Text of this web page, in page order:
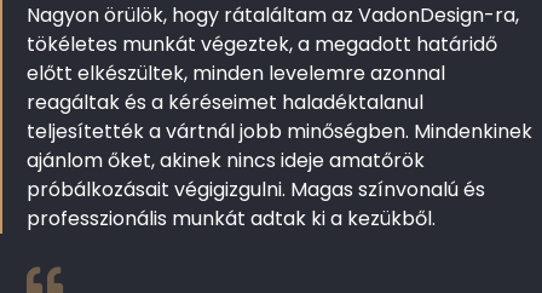
Nagyon örülök, hogy rátaláltam az VadonDesign-ra,
tökéletes munkát végeztek, a megadott határidő
előtt elkészültek, minden levelemre azonnal
reagáltak és a kéréseimet haladéktalanul
teljesítették a vártnál jobb minőségben. Mindenkinek
ajánlom őket, akinek nincs ideje amatőrök
próbálkozásait végigizgulni. Magas színvonalú és
professzionális munkát adtak ki a kezükből.